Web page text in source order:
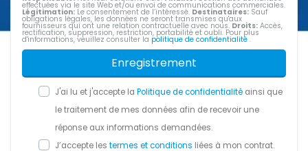
effectuées via le site Web et/ou envoi de communications commerciales.
Légitimation: Le consentement de l’intéressé. Destinataires: Sauf
obligations légales, les données ne seront transmises qu'aux
fournisseurs qui ont une relation contractuelle avec nous. Droits: Accès,
rectification, suppression, restriction, portabilité et oubli. Pour plus
d'informations, veuillez consulter la politique de confidentialité .
Enregistrement
J'ai lu et j'accepte la Politique de confidentialité ainsi que
le traitement de mes données afin de recevoir une
réponse aux informations demandées.
J’accepte les termes et conditions liées à mon contrat.